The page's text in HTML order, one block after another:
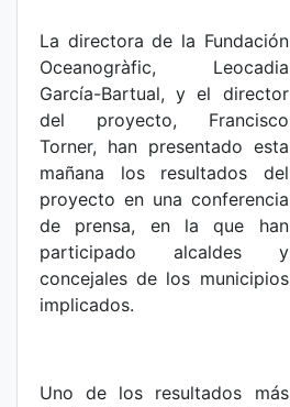
La directora de la Fundación
Oceanogràfic, Leocadia
García-Bartual, y el director
del proyecto, Francisco
Torner, han presentado esta
mañana los resultados del
proyecto en una conferencia
de prensa, en la que han
participado alcaldes y
concejales de los municipios
implicados.
Uno de los resultados más